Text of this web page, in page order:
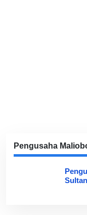
Pengusaha